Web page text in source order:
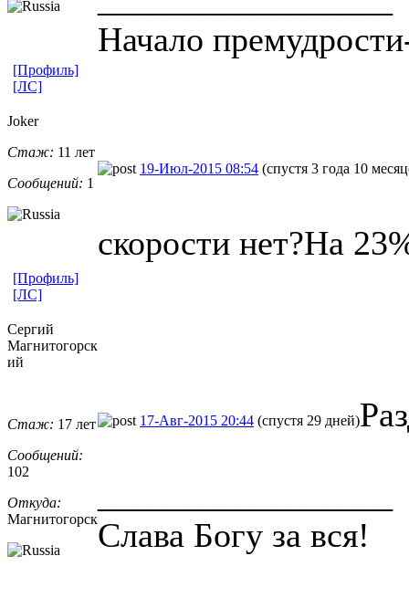
Начало
[Профиль]
[ЛС]
Joker
Стаж: 11 лет
Сообщений: 1
19-Июл-2015 08:54 (спустя 3 года 10
скорости нет?На
[Профиль]
[ЛС]
Сергий
Магнитогорск
ий
Стаж: 17 лет
Сообщений:
102
Откуда:
Магнитогорск
17-Авг-2015 20:44 (спустя 29 дней)
Слава Богу за вся!